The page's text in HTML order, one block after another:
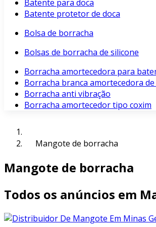
Batente para doca
Batente protetor de doca
Bolsa de borracha
Bolsas de borracha de silicone
Borracha amortecedora para
Borracha branca amortecedora
Borracha anti vibração
Borracha amortecedor tipo coxim
Mangote de borracha
Mangote de borracha
Todos os anúncios em